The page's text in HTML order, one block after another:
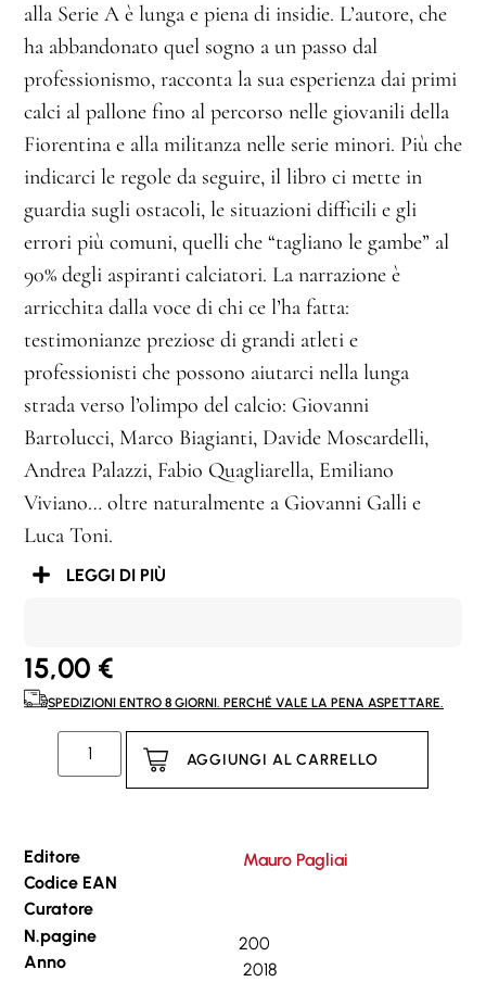
alla Serie A è lunga e piena di insidie. L’autore, che
ha abbandonato quel sogno a un passo dal
professionismo, racconta la sua esperienza dai primi
calci al pallone fino al percorso nelle giovanili della
Fiorentina e alla militanza nelle serie minori. Più che
indicarci le regole da seguire, il libro ci mette in
guardia sugli ostacoli, le situazioni difficili e gli
errori più comuni, quelli che “tagliano le gambe” al
90% degli aspiranti calciatori. La narrazione è
arricchita dalla voce di chi ce l’ha fatta:
testimonianze preziose di grandi atleti e
professionisti che possono aiutarci nella lunga
strada verso l’olimpo del calcio: Giovanni
Bartolucci, Marco Biagianti, Davide Moscardelli,
Andrea Palazzi, Fabio Quagliarella, Emiliano
Viviano… oltre naturalmente a Giovanni Galli e
Luca Toni.
LEGGI DI PIÙ
15,00 €
SPEDIZIONI ENTRO 8 GIORNI. PERCHÉ VALE LA PENA ASPETTARE.
AGGIUNGI AL CARRELLO
Editore
Mauro Pagliai
Codice EAN
Curatore
N.pagine
200
Anno
2018